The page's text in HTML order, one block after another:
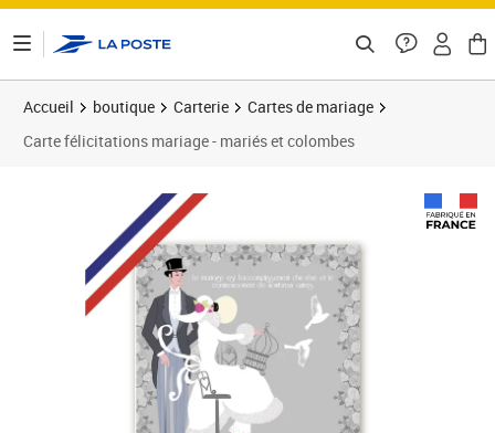
Accueil boutique Carterie
Cartes de mariage
Carte félicitations mariage - mariés et colombes